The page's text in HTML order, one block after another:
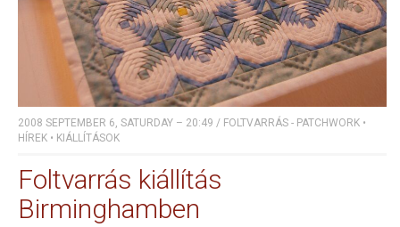
2008 SEPTEMBER 6, SATURDAY – 20:49 / FOLTVARRÁS - PATCHWORK •
HÍREK • KIÁLLÍTÁSOK
Foltvarrás kiállítás
Birminghamben